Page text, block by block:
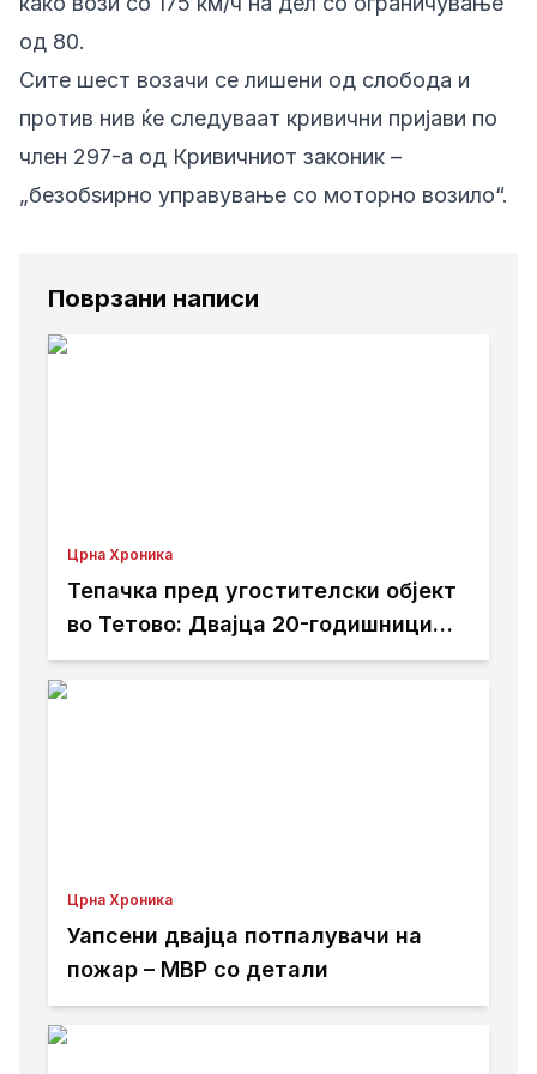
од 80.
Сите шест возачи се лишени од слобода и
против нив ќе следуваат кривични пријави по
член 297-а од Кривичниот законик –
„безобѕирно управување со моторно возило“.
Поврзани написи
Црна Хроника
Тепачка пред угостителски објект
во Тетово: Двајца 20-годишници
избодени со нож, тројца приведени
Црна Хроника
Уапсени двајца потпалувачи на
пожар – МВР со детали